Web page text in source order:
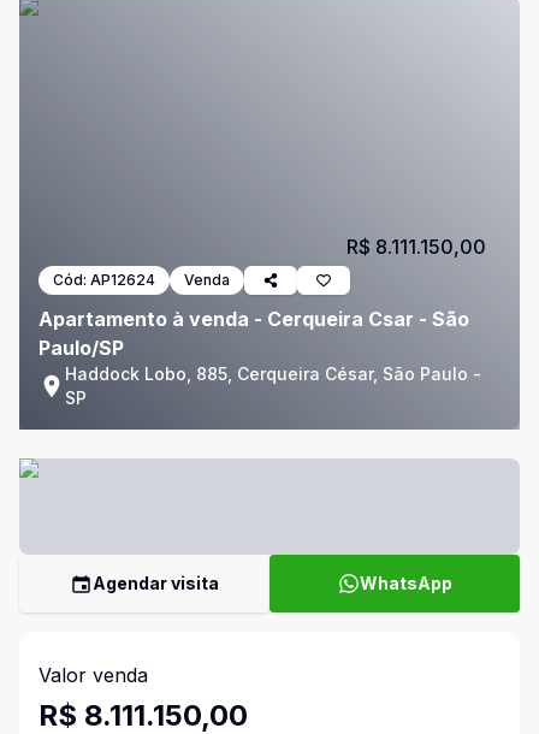
Cód: AP12624 Venda
Apartamento à venda - Cerqueira Csar - São
Paulo/SP
Haddock Lobo, 885, Cerqueira César, São Paulo -
SP
R$ 8.111.150,00
Agendar visita WhatsApp
Valor venda
R$ 8.111.150,00